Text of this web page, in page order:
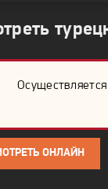
ОНЛАЙН